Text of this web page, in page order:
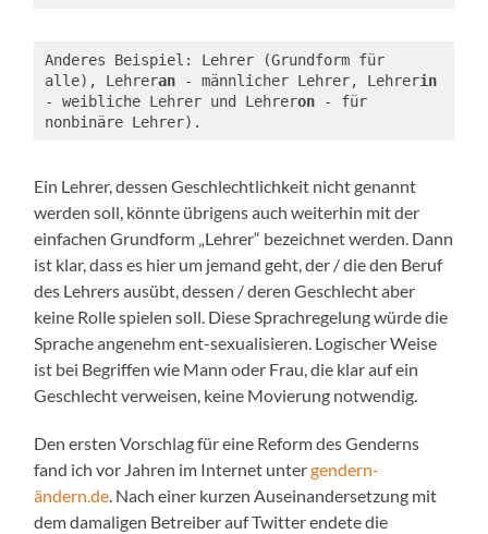
Anderes Beispiel: Lehrer (Grundform für
alle), Lehreran - männlicher Lehrer, Lehrerin
- weibliche Lehrer und Lehreron - für
nonbinäre Lehrer).
Ein Lehrer, dessen Geschlechtlichkeit nicht genannt
werden soll, könnte übrigens auch weiterhin mit der
einfachen Grundform „Lehrer“ bezeichnet werden. Dann
ist klar, dass es hier um jemand geht, der / die den Beruf
des Lehrers ausübt, dessen / deren Geschlecht aber
keine Rolle spielen soll. Diese Sprachregelung würde die
Sprache angenehm ent-sexualisieren. Logischer Weise
ist bei Begriffen wie Mann oder Frau, die klar auf ein
Geschlecht verweisen, keine Movierung notwendig.
Den ersten Vorschlag für eine Reform des Genderns
fand ich vor Jahren im Internet untergendern-
ändern.de. Nach einer kurzen Auseinandersetzung mit
dem damaligen Betreiber auf Twitter endete die